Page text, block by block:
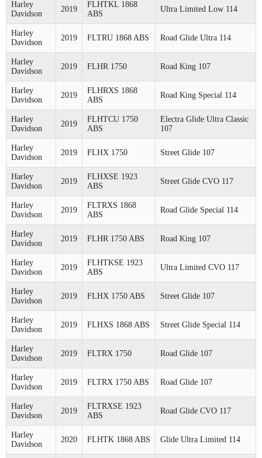
Harley
Davidson
2019
FLHTKL 1868
ABS
Ultra Limited Low 114
Harley
Davidson
2019 FLTRU 1868 ABS Road Glide Ultra 114
Harley
Davidson
2019 FLHR 1750 Road King 107
Harley
Davidson
2019
FLHRXS 1868
ABS
Road King Special 114
Harley
Davidson
2019
FLHTCU 1750
ABS
Electra Glide Ultra Classic
107
Harley
Davidson
2019 FLHX 1750 Street Glide 107
Harley
Davidson
2019
FLHXSE 1923
ABS
Street Glide CVO 117
Harley
Davidson
2019
FLTRXS 1868
ABS
Road Glide Special 114
Harley
Davidson
2019 FLHR 1750 ABS Road King 107
Harley
Davidson
2019
FLHTKSE 1923
ABS
Ultra Limited CVO 117
Harley
Davidson
2019 FLHX 1750 ABS Street Glide 107
Harley
Davidson
2019 FLHXS 1868 ABS Street Glide Special 114
Harley
Davidson
2019 FLTRX 1750 Road Glide 107
Harley
Davidson
2019 FLTRX 1750 ABS Road Glide 107
Harley
Davidson
2019
FLTRXSE 1923
ABS
Road Glide CVO 117
Harley
Davidson
2020 FLHTK 1868 ABS Glide Ultra Limited 114